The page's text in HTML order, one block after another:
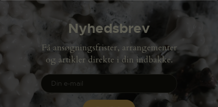
Nyhedsbrev
Få ansøgningsfrister, arrangementer
og artikler direkte i din indbakke.